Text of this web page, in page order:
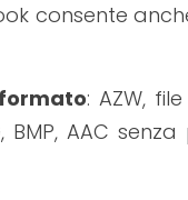
consente
: AZW,
BMP, AAC